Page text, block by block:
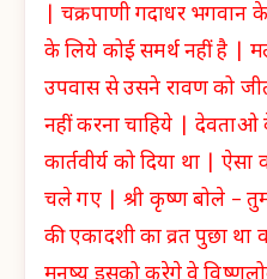
| चक्रपाणी गदाधर भगवान
के लिये कोई समर्थ नहीं है |
उपवास से उसने रावण को
नहीं करना चाहिये | देवताओ
कार्तवीर्य को दिया था |
चले गए | श्री कृष्ण बोले –
की एकादशी का व्रत पुछा